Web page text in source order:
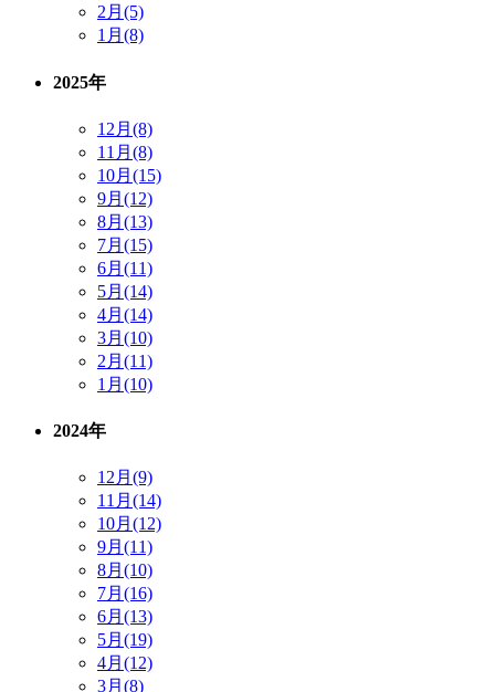
2月(5)
1月(8)
2025年
12月(8)
11月(8)
10月(15)
9月(12)
8月(13)
7月(15)
6月(11)
5月(14)
4月(14)
3月(10)
2月(11)
1月(10)
2024年
12月(9)
11月(14)
10月(12)
9月(11)
8月(10)
7月(16)
6月(13)
5月(19)
4月(12)
3月(8)